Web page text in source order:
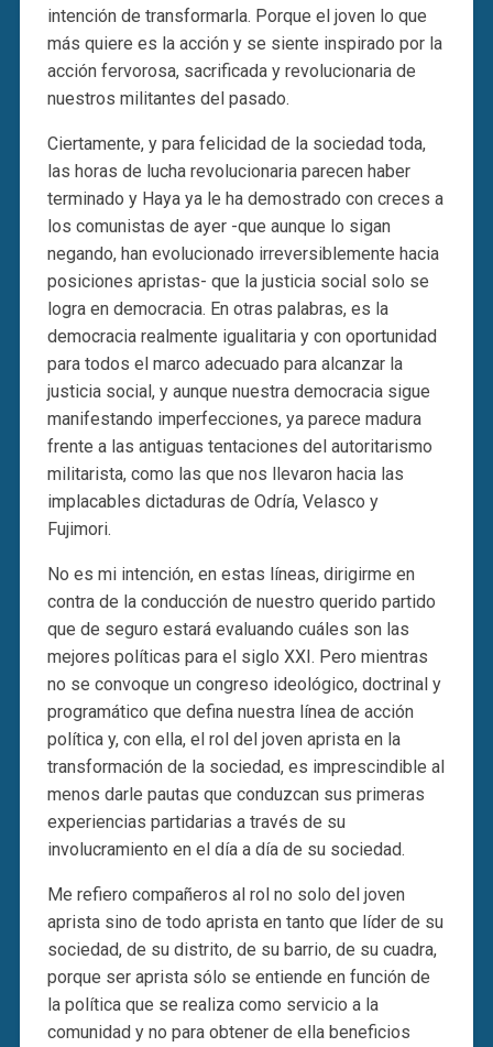
intención de transformarla. Porque el joven lo que
más quiere es la acción y se siente inspirado por la
acción fervorosa, sacrificada y revolucionaria de
nuestros militantes del pasado.
Ciertamente, y para felicidad de la sociedad toda,
las horas de lucha revolucionaria parecen haber
terminado y Haya ya le ha demostrado con creces a
los comunistas de ayer -que aunque lo sigan
negando, han evolucionado irreversiblemente hacia
posiciones apristas- que la justicia social solo se
logra en democracia. En otras palabras, es la
democracia realmente igualitaria y con oportunidad
para todos el marco adecuado para alcanzar la
justicia social, y aunque nuestra democracia sigue
manifestando imperfecciones, ya parece madura
frente a las antiguas tentaciones del autoritarismo
militarista, como las que nos llevaron hacia las
implacables dictaduras de Odría, Velasco y
Fujimori.
No es mi intención, en estas líneas, dirigirme en
contra de la conducción de nuestro querido partido
que de seguro estará evaluando cuáles son las
mejores políticas para el siglo XXI. Pero mientras
no se convoque un congreso ideológico, doctrinal y
programático que defina nuestra línea de acción
política y, con ella, el rol del joven aprista en la
transformación de la sociedad, es imprescindible al
menos darle pautas que conduzcan sus primeras
experiencias partidarias a través de su
involucramiento en el día a día de su sociedad.
Me refiero compañeros al rol no solo del joven
aprista sino de todo aprista en tanto que líder de su
sociedad, de su distrito, de su barrio, de su cuadra,
porque ser aprista sólo se entiende en función de
la política que se realiza como servicio a la
comunidad y no para obtener de ella beneficios